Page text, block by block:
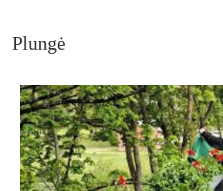
Plungė